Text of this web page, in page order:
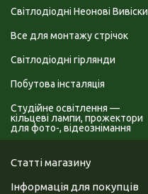
Світлодіодні Неонові Вивіски
Все для монтажу стрічок
Світлодіодні гірлянди
Побутова інсталяція
Студійне освітлення —
кільцеві лампи, прожектори
для фото-, відеознімання
Статті магазину
Інформація для покупців